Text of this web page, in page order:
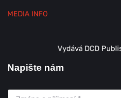
MEDIA INFO
Vydává DCD
Napište nám